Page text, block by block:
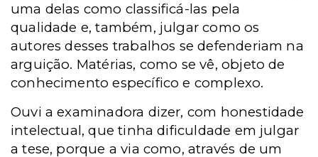
uma delas como classificá-las pela
qualidade e, também, julgar como os
autores desses trabalhos se defenderiam na
arguição. Matérias, como se vê, objeto de
conhecimento específico e complexo.
Ouvi a examinadora dizer, com honestidade
intelectual, que tinha dificuldade em julgar
a tese, porque a via como, através de um